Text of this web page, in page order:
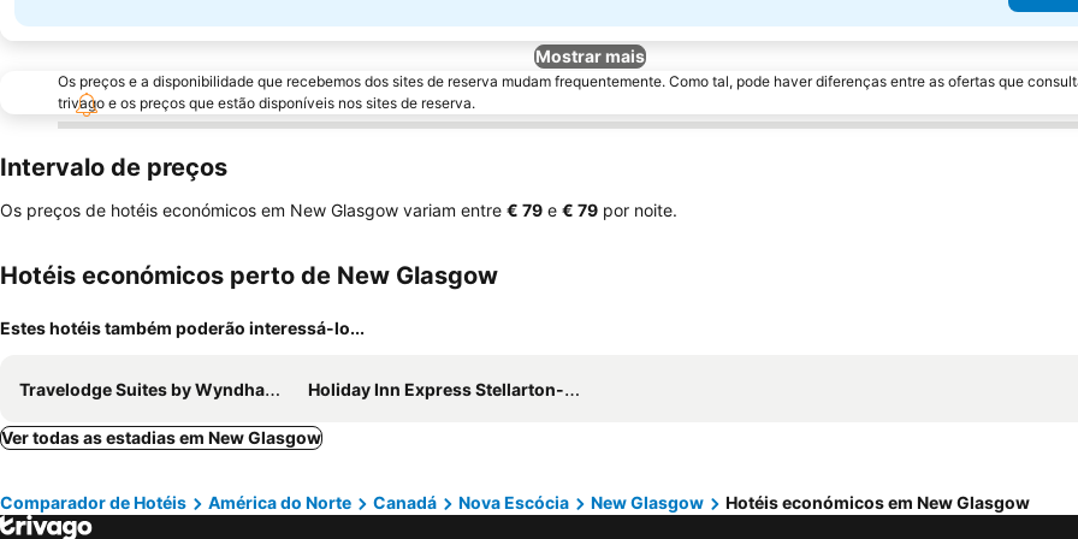
Mostrar mais
Os preços e a disponibilidade que recebemos dos sites de reserva mudam frequentemente. Como tal, pode haver diferenças entre as ofertas que
trivago e os preços que estão disponíveis nos sites de reserva.
Intervalo de preços
Os preços de hotéis económicos em New Glasgow variam entre ‎€ 79 e ‎€ 79 por noite.
Hotéis económicos perto de New Glasgow
Estes hotéis também poderão interessá-lo...
Travelodge Suites by Wyndham New Glasgow Holiday Inn Express Stellarton-new Glasgow By Ihg
Ver todas as estadias em New Glasgow
Comparador de Hotéis América do Norte Canadá Nova Escócia New Glasgow Hotéis económicos em New Glasgow